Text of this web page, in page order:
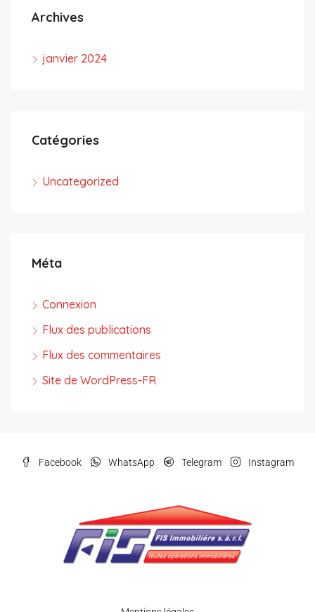
Archives
janvier 2024
Catégories
Uncategorized
Méta
Connexion
Flux des publications
Flux des commentaires
Site de WordPress-FR
Facebook WhatsApp Telegram Instagram